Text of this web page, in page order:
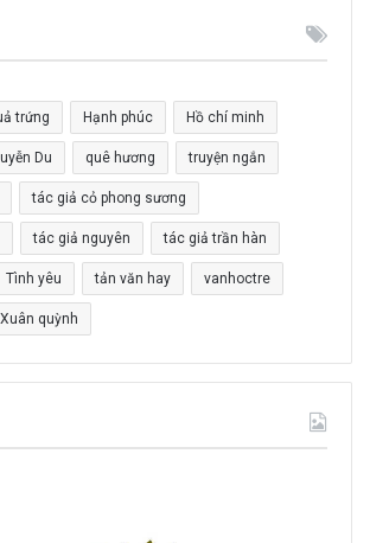
c
h
o
:
trứng Hạnh phúc Hồ chí minh
Du quê hương truyện ngắn
tác giả cỏ phong sương
tác giả nguyên tác giả trần hàn
Tình yêu tản văn hay vanhoctre
Xuân quỳnh